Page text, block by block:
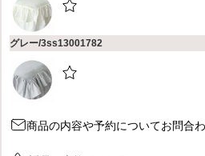
グレー/3ss13001782
商品の内容や予約についてお問合